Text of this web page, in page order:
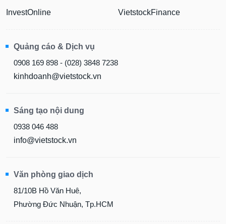
InvestOnline
VietstockFinance
Quảng cáo & Dịch vụ
0908 169 898 - (028) 3848 7238
kinhdoanh@vietstock.vn
Sáng tạo nội dung
0938 046 488
info@vietstock.vn
Văn phòng giao dịch
81/10B Hồ Văn Huê,
Phường Đức Nhuận, Tp.HCM